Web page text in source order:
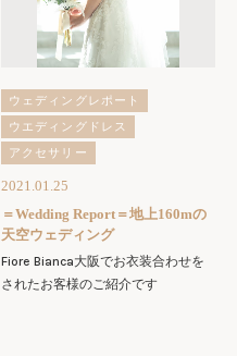
ウェディングレポート
ウエディングドレス
アクセサリー
2021.01.25
＝Wedding Report＝地上160mの
天空ウェディング
Fiore Bianca大阪でお衣装合わせを
されたお客様のご紹介です